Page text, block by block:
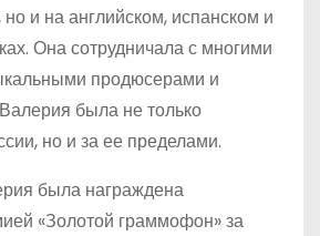
и на английском, испанском и
Она сотрудничала с многими
продюсерами и
была не только
но и за ее пределами.
была награждена
«Золотой граммофон» за